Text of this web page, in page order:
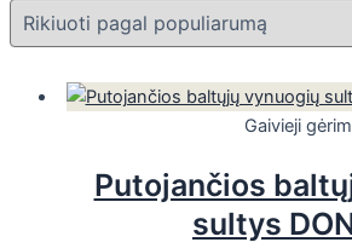
Gaivieji
Putojančios
sultys